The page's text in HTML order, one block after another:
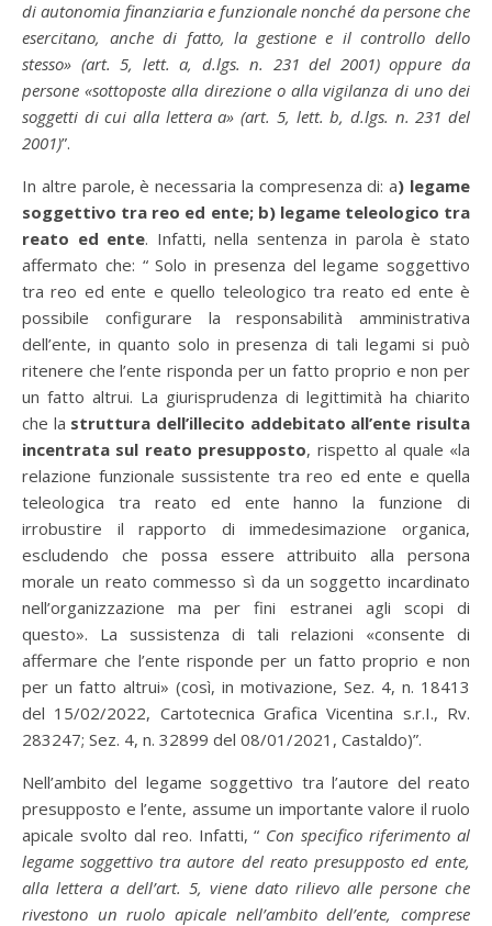
di autonomia finanziaria e funzionale nonché da persone che
esercitano, anche di fatto, la gestione e il controllo dello
stesso» (art. 5, lett. a, d.lgs. n. 231 del 2001) oppure da
persone «sottoposte alla direzione o alla vigilanza di uno dei
soggetti di cui alla lettera a» (art. 5, lett. b, d.lgs. n. 231 del
2001)”.
In altre parole, è necessaria la compresenza di: a) legame
soggettivo tra reo ed ente; b) legame teleologico tra
reato ed ente. Infatti, nella sentenza in parola è stato
affermato che: “ Solo in presenza del legame soggettivo
tra reo ed ente e quello teleologico tra reato ed ente è
possibile configurare la responsabilità amministrativa
dell’ente, in quanto solo in presenza di tali legami si può
ritenere che l’ente risponda per un fatto proprio e non per
un fatto altrui. La giurisprudenza di legittimità ha chiarito
che la struttura dell’illecito addebitato all’ente risulta
incentrata sul reato presupposto, rispetto al quale «la
relazione funzionale sussistente tra reo ed ente e quella
teleologica tra reato ed ente hanno la funzione di
irrobustire il rapporto di immedesimazione organica,
escludendo che possa essere attribuito alla persona
morale un reato commesso sì da un soggetto incardinato
nell’organizzazione ma per fini estranei agli scopi di
questo». La sussistenza di tali relazioni «consente di
affermare che l’ente risponde per un fatto proprio e non
per un fatto altrui» (così, in motivazione, Sez. 4, n. 18413
del 15/02/2022, Cartotecnica Grafica Vicentina s.r.I., Rv.
283247; Sez. 4, n. 32899 del 08/01/2021, Castaldo)”.
Nell’ambito del legame soggettivo tra l’autore del reato
presupposto e l’ente, assume un importante valore il ruolo
apicale svolto dal reo. Infatti, “ Con specifico riferimento al
legame soggettivo tra autore del reato presupposto ed ente,
alla lettera a dell’art. 5, viene dato rilievo alle persone che
rivestono un ruolo apicale nell’ambito dell’ente, comprese